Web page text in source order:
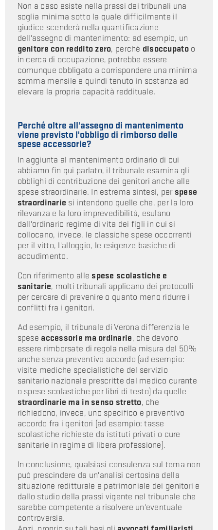
Non a caso esiste nella prassi dei tribunali una
soglia minima sotto la quale difficilmente il
giudice scenderà nella quantificazione
dell'assegno di mantenimento: ad esempio, un
genitore con reddito zero, perché disoccupato o
in cerca di occupazione, potrebbe essere
comunque obbligato a corrispondere una minima
somma mensile e quindi tenuto in sostanza ad
elevare la propria capacità reddituale.
Perché oltre all'assegno di mantenimento
viene previsto l'obbligo di rimborso delle
spese accessorie?
In aggiunta al mantenimento ordinario di cui
abbiamo fin qui parlato, il tribunale esamina gli
obblighi di contribuzione dei genitori anche alle
spese straordinarie. In estrema sintesi, per spese
straordinarie si intendono quelle che, per la loro
rilevanza e la loro imprevedibilità, esulano
dall'ordinario regime di vita dei figli in cui si
collocano, invece, le classiche spese occorrenti
per il vitto, l'alloggio, le esigenze basiche di
accudimento.
Con riferimento alle spese scolastiche e
sanitarie, molti tribunali applicano dei protocolli
per cercare di prevenire o quanto meno ridurre i
conflitti fra i genitori.
Ad esempio, il tribunale di Verona differenzia le
spese accessorie ma ordinarie, che devono
essere rimborsate di regola nella misura del 50%
anche senza preventivo accordo (ad esempio:
visite mediche specialistiche del servizio
sanitario nazionale prescritte dal medico curante
o spese scolastiche per libri di testo) da quelle
straordinarie ma in senso stretto, che
richiedono, invece, uno specifico e preventivo
accordo fra i genitori (ad esempio: tasse
scolastiche richieste da istituti privati o cure
sanitarie in regime di libera professione).
In conclusione, qualsiasi consulenza sul tema non
può prescindere da un'analisi certosina della
situazione reditturale e patrimoniale dei genitori e
dallo studio della prassi vigente nel tribunale che
sarebbe competente a risolvere un'eventuale
controversia.